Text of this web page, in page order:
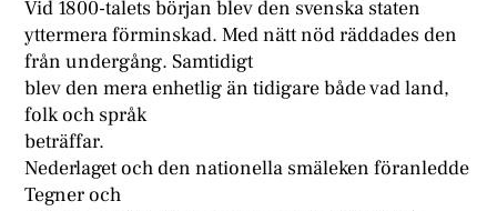
Vid 1800-talets början blev den svenska staten
yttermera förminskad. Med nätt nöd räddades den
från undergång. Samtidigt
blev den mera enhetlig än tidigare både vad land,
folk och språk
beträffar.
Nederlaget och den nationella smäleken föranledde
Tegner och